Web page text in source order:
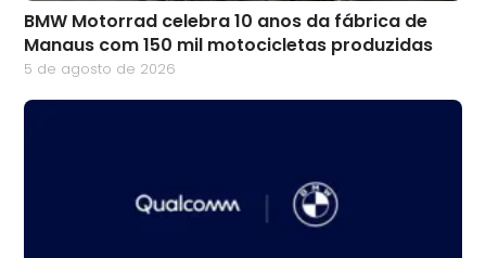
BMW Motorrad celebra 10 anos da fábrica de
Manaus com 150 mil motocicletas produzidas
5 de agosto de 2026